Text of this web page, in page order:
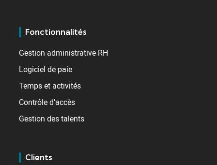
Fonctionnalités
Gestion administrative RH
Logiciel de paie
Temps et activités
Contrôle d'accès
Gestion des talents
Clients